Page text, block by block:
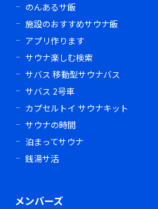
のんあるサ飯
施設のおすすめサウナ飯
アプリ作ります
サウナ楽しむ検索
サバス 移動型サウナバス
サバス 2号車
カプセルトイ サウナキット
サウナの時間
泊まってサウナ
銭湯サ活
メンバーズ